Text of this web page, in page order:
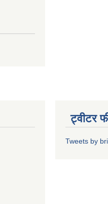
ट्वीटर
Tweets by